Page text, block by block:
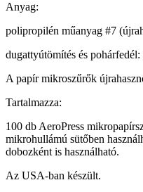
Anyag:
polipropilén műanyag #7
dugattyútömítés és
A papír mikroszűrők
Tartalmazza:
100 db AeroPress
mikrohullámú sütőben
dobozként is használható.
Az USA-ban készült.